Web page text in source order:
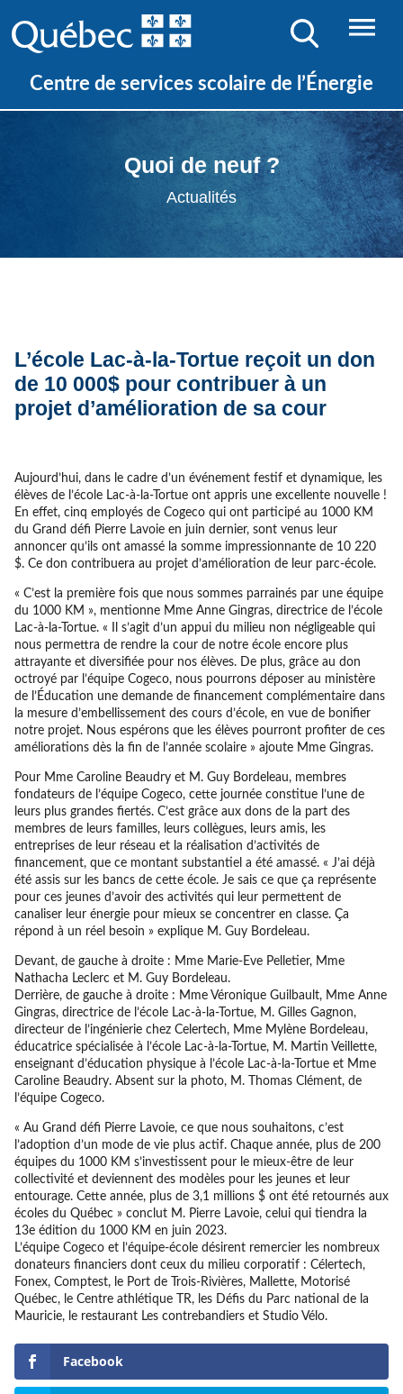
Centre de services scolaire de l’Énergie
Quoi de neuf ?
Actualités
L’école Lac-à-la-Tortue reçoit un don
de 10 000$ pour contribuer à un
projet d’amélioration de sa cour
Aujourd’hui, dans le cadre d’un événement festif et dynamique, les
élèves de l’école Lac-à-la-Tortue ont appris une excellente nouvelle !
En effet, cinq employés de Cogeco qui ont participé au 1000 KM
du Grand défi Pierre Lavoie en juin dernier, sont venus leur
annoncer qu’ils ont amassé la somme impressionnante de 10 220
$. Ce don contribuera au projet d’amélioration de leur parc-école.
« C’est la première fois que nous sommes parrainés par une équipe
du 1000 KM », mentionne Mme Anne Gingras, directrice de l’école
Lac-à-la-Tortue. « Il s’agit d’un appui du milieu non négligeable qui
nous permettra de rendre la cour de notre école encore plus
attrayante et diversifiée pour nos élèves. De plus, grâce au don
octroyé par l’équipe Cogeco, nous pourrons déposer au ministère
de l’Éducation une demande de financement complémentaire dans
la mesure d’embellissement des cours d’école, en vue de bonifier
notre projet. Nous espérons que les élèves pourront profiter de ces
améliorations dès la fin de l’année scolaire » ajoute Mme Gingras.
Pour Mme Caroline Beaudry et M. Guy Bordeleau, membres
fondateurs de l’équipe Cogeco, cette journée constitue l’une de
leurs plus grandes fiertés. C’est grâce aux dons de la part des
membres de leurs familles, leurs collègues, leurs amis, les
entreprises de leur réseau et la réalisation d’activités de
financement, que ce montant substantiel a été amassé. « J’ai déjà
été assis sur les bancs de cette école. Je sais ce que ça représente
pour ces jeunes d’avoir des activités qui leur permettent de
canaliser leur énergie pour mieux se concentrer en classe. Ça
répond à un réel besoin » explique M. Guy Bordeleau.
Devant, de gauche à droite : Mme Marie-Eve Pelletier, Mme
Nathacha Leclerc et M. Guy Bordeleau.
Derrière, de gauche à droite : Mme Véronique Guilbault, Mme Anne
Gingras, directrice de l’école Lac-à-la-Tortue, M. Gilles Gagnon,
directeur de l’ingénierie chez Celertech, Mme Mylène Bordeleau,
éducatrice spécialisée à l’école Lac-à-la-Tortue, M. Martin Veillette,
enseignant d’éducation physique à l’école Lac-à-la-Tortue et Mme
Caroline Beaudry. Absent sur la photo, M. Thomas Clément, de
l’équipe Cogeco.
« Au Grand défi Pierre Lavoie, ce que nous souhaitons, c’est
l’adoption d’un mode de vie plus actif. Chaque année, plus de 200
équipes du 1000 KM s’investissent pour le mieux-être de leur
collectivité et deviennent des modèles pour les jeunes et leur
entourage. Cette année, plus de 3,1 millions $ ont été retournés aux
écoles du Québec » conclut M. Pierre Lavoie, celui qui tiendra la
13e édition du 1000 KM en juin 2023.
L’équipe Cogeco et l’équipe-école désirent remercier les nombreux
donateurs financiers dont ceux du milieu corporatif : Célertech,
Fonex, Comptest, le Port de Trois-Rivières, Mallette, Motorisé
Québec, le Centre athlétique TR, les Défis du Parc national de la
Mauricie, le restaurant Les contrebandiers et Studio Vélo.
Facebook